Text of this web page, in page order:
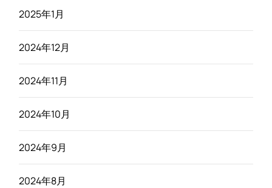
2025年1月
2024年12月
2024年11月
2024年10月
2024年9月
2024年8月